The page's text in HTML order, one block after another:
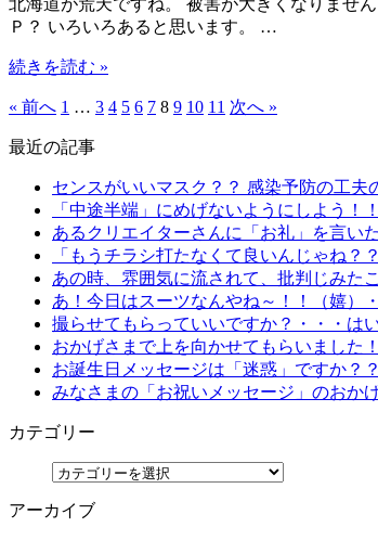
北海道が荒天ですね。 被害が大きくなりませ
Ｐ？ いろいろあると思います。 …
続きを読む »
« 前へ 1 … 3 4 5 6 7 8 9 10 11 次へ »
最近の記事
センスがいいマスク？？ 感染予防の工夫
「中途半端」にめげないようにしよう！！
あるクリエイターさんに「お礼」を言い
「もうチラシ打たなくて良いんじゃね？
あの時、雰囲気に流されて、批判じみた
あ！今日はスーツなんやね～！！（嬉）
撮らせてもらっていいですか？・・・は
おかげさまで上を向かせてもらいました
お誕生日メッセージは「迷惑」ですか？？
みなさまの「お祝いメッセージ」のおか
カテゴリー
アーカイブ